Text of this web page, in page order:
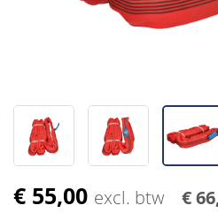
€ 55,00 excl. btw €
Ga